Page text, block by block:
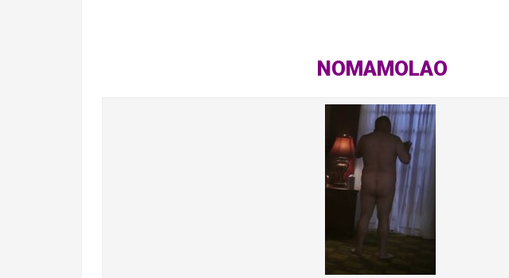
NOMAMOLAO